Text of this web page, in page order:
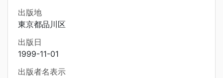
出版地
東京都品川区
出版日
1999-11-01
出版者名表示